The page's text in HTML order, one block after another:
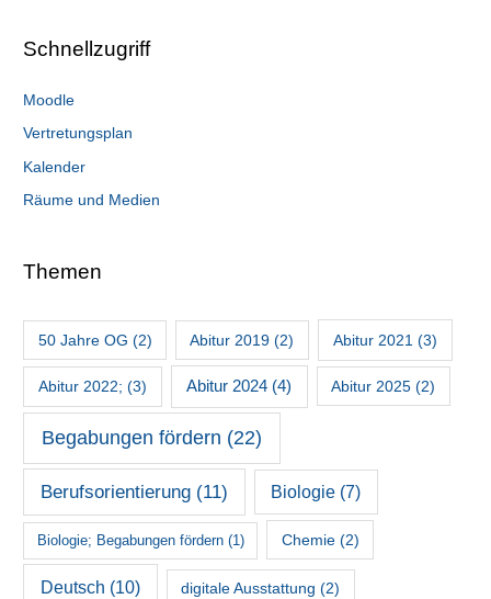
Schnellzugriff
Moodle
Vertretungsplan
Kalender
Räume und Medien
Themen
50 Jahre OG (2) Abitur 2019 (2) Abitur 2021 (3)
Abitur 2022; (3) Abitur 2024 (4) Abitur 2025 (2)
Begabungen fördern (22)
Berufsorientierung (11) Biologie (7)
Biologie; Begabungen fördern(1) Chemie(2)
Deutsch (10) digitale Ausstattung (2)